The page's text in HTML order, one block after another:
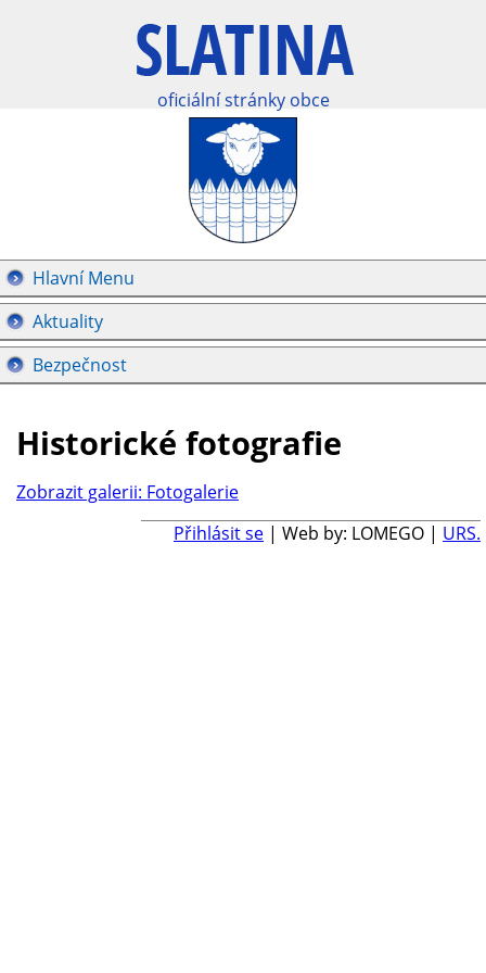
oficiální stránky obce
Hlavní Menu
Aktuality
Bezpečnost
Historické fotografie
Zobrazit galerii: Fotogalerie
Přihlásit se | Web by: LOMEGO | URS.